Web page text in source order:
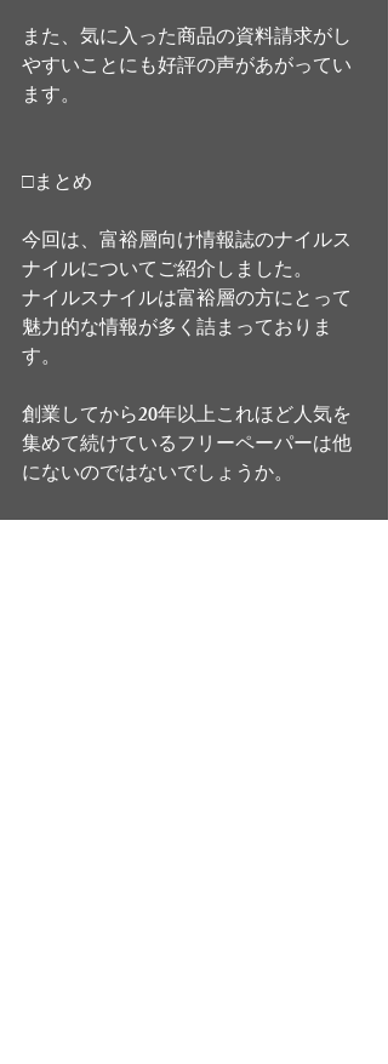
また、気に入った商品の資料請求がし
やすいことにも好評の声があがってい
ます。
□まとめ
今回は、富裕層向け情報誌のナイルス
ナイルについてご紹介しました。
ナイルスナイルは富裕層の方にとって
魅力的な情報が多く詰まっておりま
す。
創業してから20年以上これほど人気を
集めて続けているフリーペーパーは他
にないのではないでしょうか。